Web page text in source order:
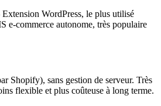
WordPress, le plus utilisé
e-commerce autonome, très populaire
Shopify), sans gestion de serveur. Très
flexible et plus coûteuse à long terme.